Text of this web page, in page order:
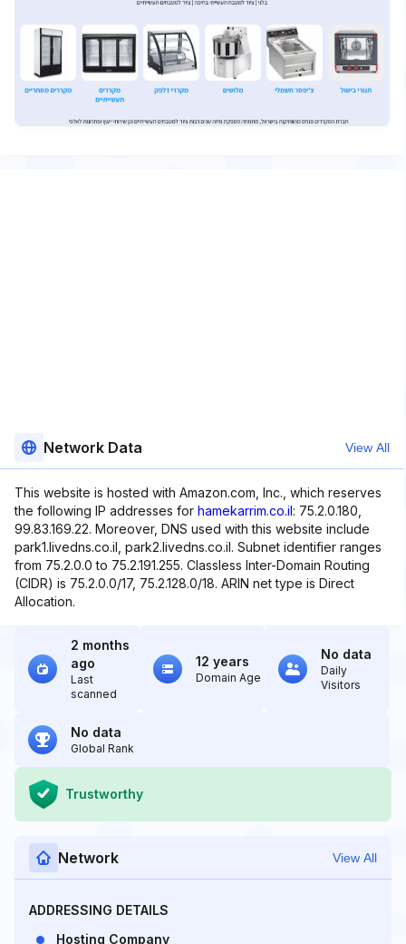
Network Data View All
This website is hosted with Amazon.com, Inc., which reserves
the following IP addresses for hamekarrim.co.il: 75.2.0.180,
99.83.169.22. Moreover, DNS used with this website include
park1.livedns.co.il, park2.livedns.co.il. Subnet identifier ranges
from 75.2.0.0 to 75.2.191.255. Classless Inter-Domain Routing
(CIDR) is 75.2.0.0/17, 75.2.128.0/18. ARIN net type is Direct
Allocation.
2 months
ago
Last
scanned
12 years
Domain Age
No data
Daily
Visitors
No data
Global Rank
Trustworthy
Network View All
ADDRESSING DETAILS
Hosting Company